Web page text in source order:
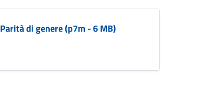
Parità di genere (p7m - 6 MB)